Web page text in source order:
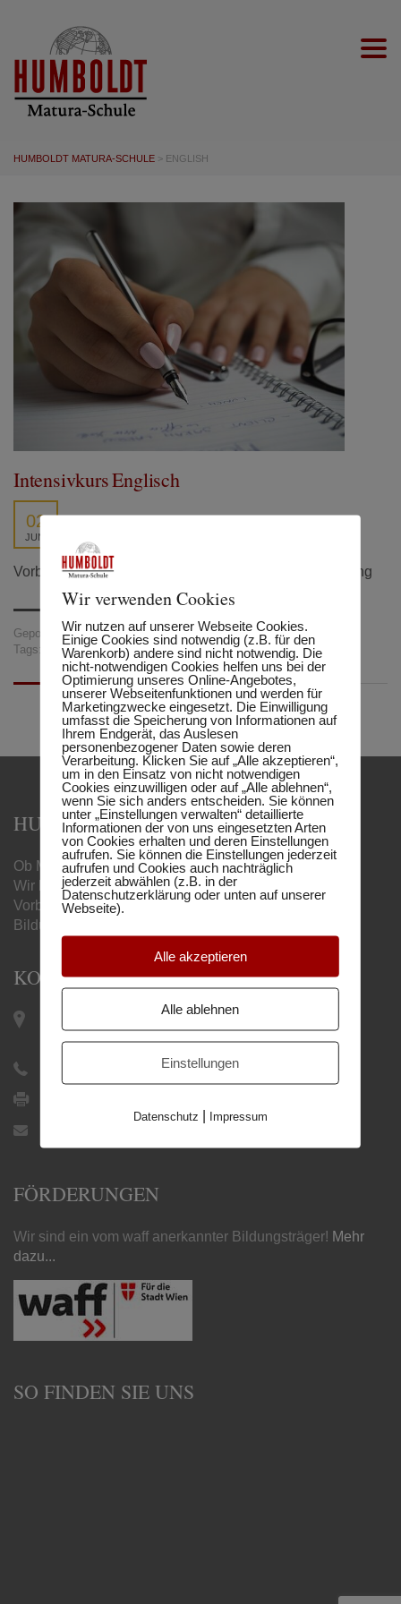
HUMBOLDT MATURA-SCHULE > ENGLISH
Intensivkurs Englisch
02
JUNI
Vorbereitung auf die Matura oder Kompensationsprüfung
Gepostet in: Neuigkeiten
Tags:
Englisch, English
HUMBOLDT MATURA-SCHULE
Ob Matura, Handelsschule oder Berufsreifeprüfung –
Wir begleiten Sie mit unseren online
Vorbereitungslehrgängen zum gewünschten
Bildungsabschluss.
KONTAKT
Keplerplatz 12 / Top 19 |
1100 Wien
FÖRDERUNGEN
Wir sind ein vom waff anerkannter Bildungsträger! Mehr
dazu...
SO FINDEN SIE UNS
Wir verwenden Cookies
Wir nutzen auf unserer Webseite Cookies.
Einige Cookies sind notwendig (z.B. für den
Warenkorb) andere sind nicht notwendig. Die
nicht-notwendigen Cookies helfen uns bei der
Optimierung unseres Online-Angebotes,
unserer Webseitenfunktionen und werden für
Marketingzwecke eingesetzt. Die Einwilligung
umfasst die Speicherung von Informationen auf
Ihrem Endgerät, das Auslesen
personenbezogener Daten sowie deren
Verarbeitung. Klicken Sie auf „Alle akzeptieren“,
um in den Einsatz von nicht notwendigen
Cookies einzuwilligen oder auf „Alle ablehnen“,
wenn Sie sich anders entscheiden. Sie können
unter „Einstellungen verwalten“ detaillierte
Informationen der von uns eingesetzten Arten
von Cookies erhalten und deren Einstellungen
aufrufen. Sie können die Einstellungen jederzeit
aufrufen und Cookies auch nachträglich
jederzeit abwählen (z.B. in der
Datenschutzerklärung oder unten auf unserer
Webseite).
Alle akzeptieren
Alle ablehnen
Einstellungen
Datenschutz | Impressum